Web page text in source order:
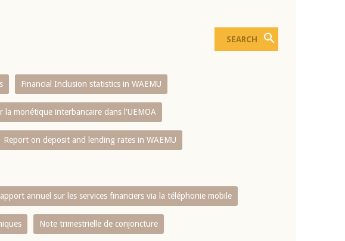
Financial Inclusion statistics in WAEMU
la monétique interbancaire dans l'UEMOA
Report on deposit and lending rates in WAEMU
annuel sur les services financiers via la téléphonie mobile
Note trimestrielle de conjoncture